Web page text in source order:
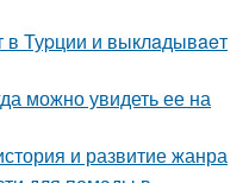
Туpции и выклaдывaeт
можно увидеть ее на
и развитие жанра